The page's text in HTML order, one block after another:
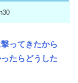
ってきたから
たらどうした